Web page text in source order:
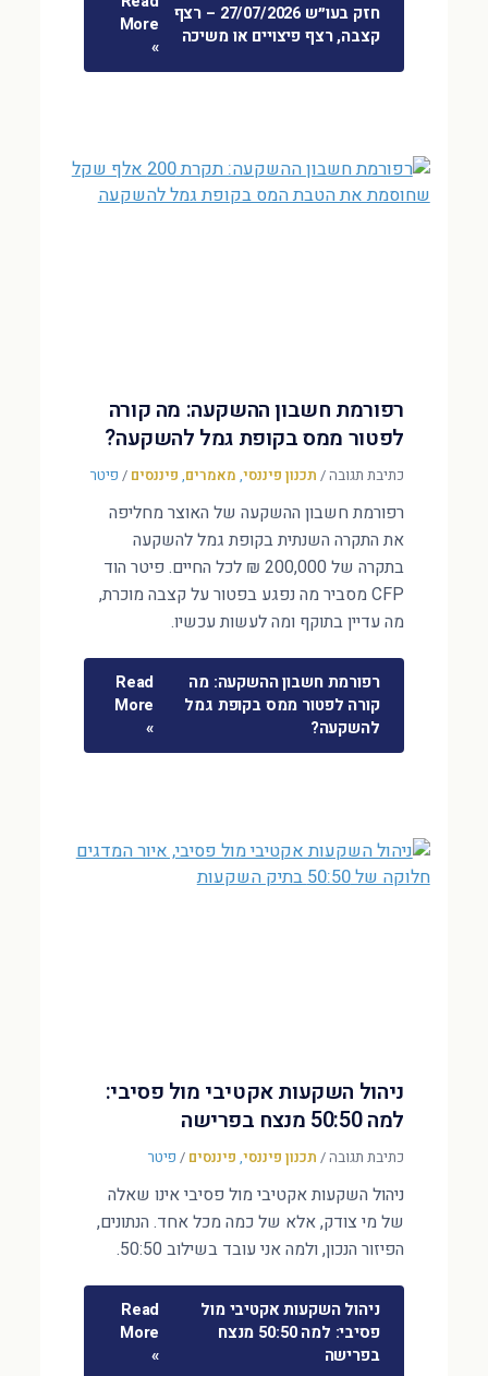
חזק בעו״ש 27/07/2026 – רצף
קצבה, רצף פיצויים או משיכה
More
»
רפורמת חשבון ההשקעה: מה קורה
לפטור ממס בקופת גמל להשקעה?
כתיבת תגובה/ תכנון פיננסי, מאמרים, פיננסים / פיטר
רפורמת חשבון ההשקעה של האוצר מחליפה
את התקרה השנתית בקופת גמל להשקעה
בתקרה של 200,000 ₪ לכל החיים. פיטר הוד
CFP מסביר מה נפגע בפטור על קצבה מוכרת,
מה עדיין בתוקף ומה לעשות עכשיו.
רפורמת חשבון ההשקעה: מה
קורה לפטור ממס בקופת גמל
להשקעה?
Read
More
»
ניהול השקעות אקטיבי מול פסיבי:
למה 50:50 מנצח בפרישה
כתיבת תגובה/ תכנון פיננסי, פיננסים / פיטר
ניהול השקעות אקטיבי מול פסיבי אינו שאלה
של מי צודק, אלא של כמה מכל אחד. הנתונים,
הפיזור הנכון, ולמה אני עובד בשילוב 50:50.
ניהול השקעות אקטיבי מול
פסיבי: למה 50:50 מנצח
בפרישה
Read
More
»